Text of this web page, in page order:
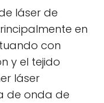
láser de
en
con
y el tejido
láser
de onda de